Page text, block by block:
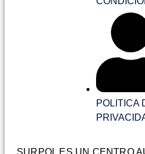
POLITICA
SURPOL ES UN CENTRO